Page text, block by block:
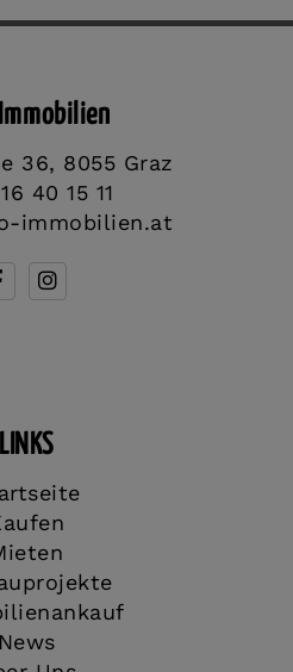
Immobilien
36, 8055 Graz
40 15 11
immobilien.at
LINKS
News